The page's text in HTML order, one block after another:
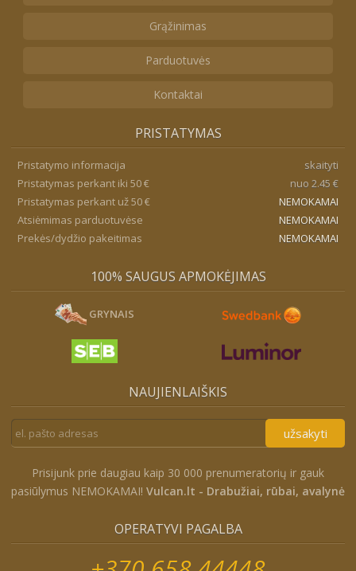
Grąžinimas
Parduotuvės
Kontaktai
PRISTATYMAS
Pristatymo informacija
skaityti
Pristatymas perkant iki 50 €
nuo 2.45 €
Pristatymas perkant už 50 €
NEMOKAMAI
Atsiėmimas parduotuvėse
NEMOKAMAI
Prekės/dydžio pakeitimas
NEMOKAMAI
100% SAUGUS APMOKĖJIMAS
GRYNAIS
NAUJIENLAIŠKIS
užsakyti
Prisijunk prie daugiau kaip 30 000 prenumeratorių ir gauk
pasiūlymus NEMOKAMAI! Vulcan.lt - Drabužiai, rūbai, avalynė
OPERATYVI PAGALBA